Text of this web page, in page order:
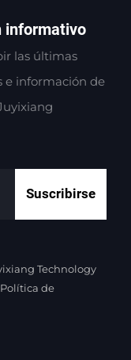
informativo
las últimas
e información de
Suscribirse
Technology
Política de